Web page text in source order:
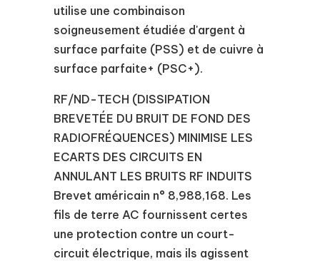
utilise une combinaison
soigneusement étudiée d'argent à
surface parfaite (PSS) et de cuivre à
surface parfaite+ (PSC+).
RF/ND-TECH (DISSIPATION
BREVETÉE DU BRUIT DE FOND DES
RADIOFRÉQUENCES) MINIMISE LES
ECARTS DES CIRCUITS EN
ANNULANT LES BRUITS RF INDUITS
Brevet américain n° 8,988,168. Les
fils de terre AC fournissent certes
une protection contre un court-
circuit électrique, mais ils agissent